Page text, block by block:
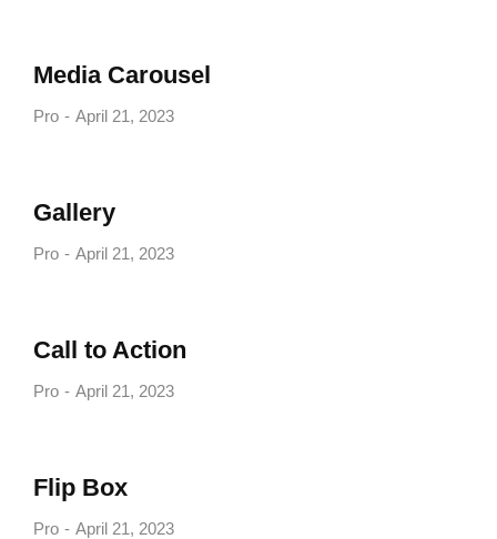
Media Carousel
Pro April 21, 2023
Gallery
Pro April 21, 2023
Call to Action
Pro April 21, 2023
Flip Box
Pro April 21, 2023